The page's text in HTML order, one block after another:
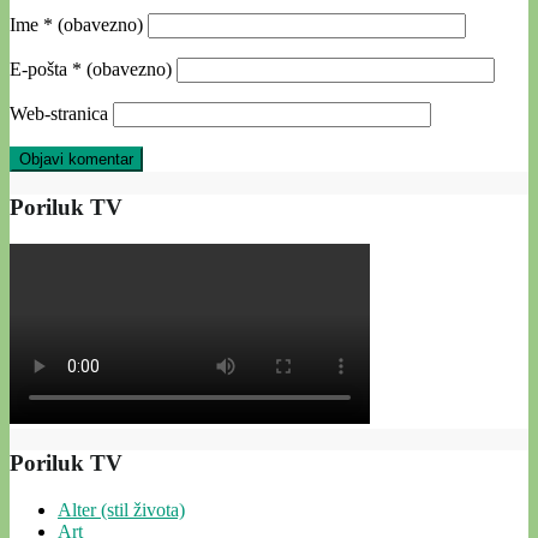
Ime * (obavezno)
E-pošta * (obavezno)
Web-stranica
Poriluk TV
Poriluk TV
Alter (stil života)
Art